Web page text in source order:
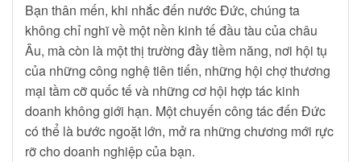
Bạn thân mến, khi nhắc đến nước Đức, chúng ta
không chỉ nghĩ về một nền kinh tế đầu tàu của châu
Âu, mà còn là một thị trường đầy tiềm năng, nơi hội tụ
của những công nghệ tiên tiến, những hội chợ thương
mại tầm cỡ quốc tế và những cơ hội hợp tác kinh
doanh không giới hạn. Một chuyến công tác đến Đức
có thể là bước ngoặt lớn, mở ra những chương mới rực
rỡ cho doanh nghiệp của bạn.